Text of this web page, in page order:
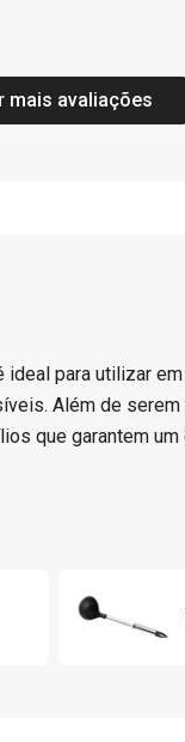
mais avaliações
ideal para utilizar
Além de
que garantem